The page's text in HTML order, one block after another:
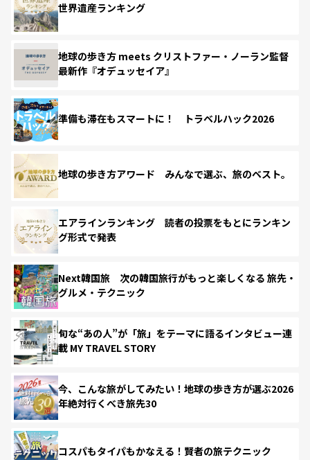
世界遺産ランキング
地球の歩き方 meets クリストファー・ノーラン監督
最新作『オデュッセイア』
準備も滞在もスマートに！ トラベルハック2026
地球の歩き方アワード みんなで選ぶ、旅のベスト。
エアラインランキング 読者の投票をもとにランキン
グ形式で発表
Next韓国旅 次の韓国旅行がもっと楽しくなる 旅先・
グルメ・テクニック
旬な“あの人”が「旅」をテーマに語るインタビュー連
載 MY TRAVEL STORY
今、こんな旅がしてみたい！地球の歩き方が選ぶ2026
年絶対行くべき旅先30
コスパもタイパもかなえる！賢者の旅テクニック